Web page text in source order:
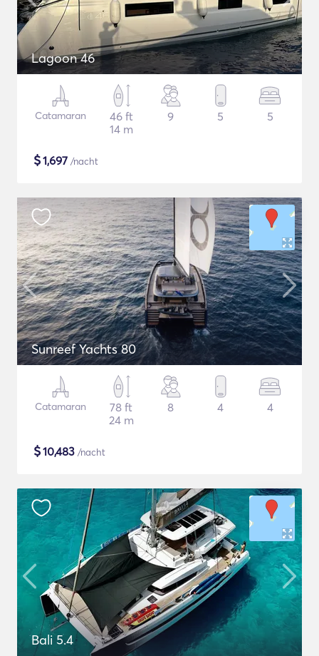
Lagoon 46
Catamaran
46 ft
14 m
9 5 5
$1,697 /nacht
Sunreef Yachts 80
Catamaran
78 ft
24 m
8 4 4
$10,483 /nacht
Bali 5.4